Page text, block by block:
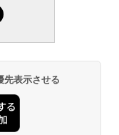
テキスト 第４版
思い通りの絵を引き
葉 AI画像生成シリー
(16GB) 7イ
調調節ライト、12
優しい、かさばら
読みやすい、6週間持
先表示させる